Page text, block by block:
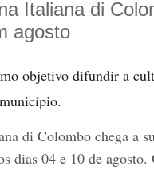
Italiana di
agosto
objetivo difundir a
di Colombo chega a
dias 04 e 10 de agosto.